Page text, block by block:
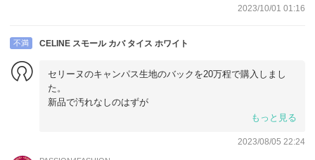
にするような対応でこの方に注文した事に凄く後悔をしてい
ず無駄な苦労をかけられています。
2023/10/01 01:16
不満 CELINE スモール カバ タイス ホワイト
セリーヌのキャンパス生地のバックを20万程で購入しまし
た。
新品で汚れなしのはずが
汚れ、毛玉、ほつれ、バック内に黒い糸の混入がありまし
もっと見る
2023/08/05 22:24